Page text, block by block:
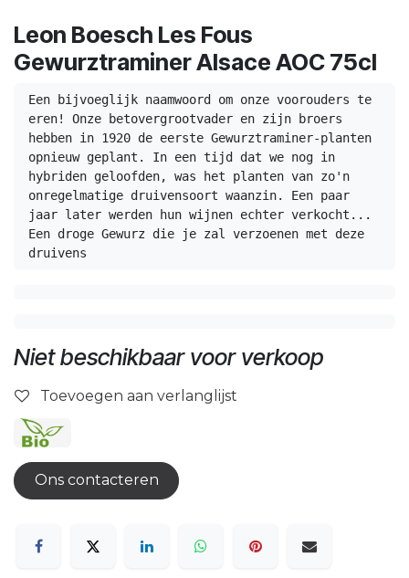
Leon Boesch Les Fous
Gewurztraminer Alsace AOC 75cl
Een bijvoeglijk naamwoord om onze voorouders te
eren! Onze betovergrootvader en zijn broers
hebben in 1920 de eerste Gewurztraminer-planten
opnieuw geplant. In een tijd dat we nog in
hybriden geloofden, was het planten van zo'n
onregelmatige druivensoort waanzin. Een paar
jaar later werden hun wijnen echter verkocht...
Een droge Gewurz die je zal verzoenen met deze
druivens
Niet beschikbaar voor verkoop
Toevoegen aan verlanglijst
Ons contacteren